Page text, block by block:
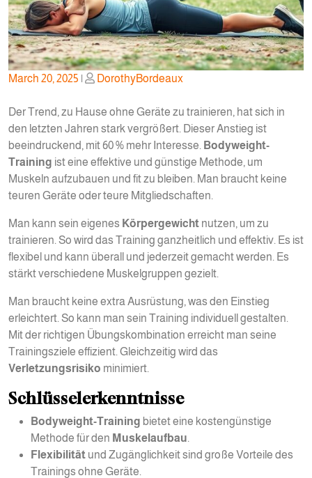
Posted
March 20, 2025 | Posted
DorothyBordeaux
Der Trend, zu Hause ohne Geräte zu trainieren, hat sich in
den letzten Jahren stark vergrößert. Dieser Anstieg ist
beeindruckend, mit 60 % mehr Interesse. Bodyweight-
Training ist eine effektive und günstige Methode, um
Muskeln aufzubauen und fit zu bleiben. Man braucht keine
teuren Geräte oder teure Mitgliedschaften.
Man kann sein eigenes Körpergewicht nutzen, um zu
trainieren. So wird das Training ganzheitlich und effektiv. Es ist
flexibel und kann überall und jederzeit gemacht werden. Es
stärkt verschiedene Muskelgruppen gezielt.
Man braucht keine extra Ausrüstung, was den Einstieg
erleichtert. So kann man sein Training individuell gestalten.
Mit der richtigen Übungskombination erreicht man seine
Trainingsziele effizient. Gleichzeitig wird das
Verletzungsrisiko minimiert.
Schlüsselerkenntnisse
Bodyweight-Training bietet eine kostengünstige
Methode für den Muskelaufbau.
Flexibilität und Zugänglichkeit sind große Vorteile des
Trainings ohne Geräte.